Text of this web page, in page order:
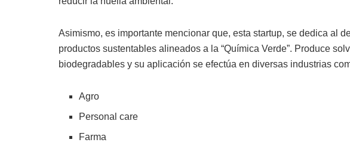
Asimismo, es importante mencionar que, esta startup, se dedica al
productos sustentables alineados a la “Química Verde”. Produce
biodegradables y su aplicación se efectúa en diversas industrias
Agro
Personal care
Farma